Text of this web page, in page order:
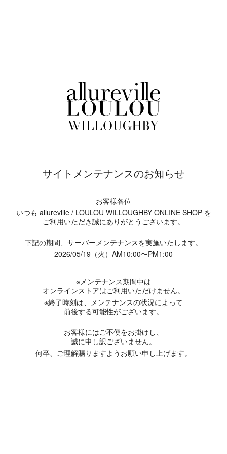
サイトメンテナンスのお知らせ
お客様各位
いつも allureville / LOULOU WILLOUGHBY ONLINE SHOP を
ご利用いただき誠にありがとうございます。
下記の期間、サーバーメンテナンスを実施いたします。
2026/05/19（火）AM10:00〜PM1:00
※メンテナンス期間中は
オンラインストアはご利用いただけません。
※終了時刻は、メンテナンスの状況によって
前後する可能性がございます。
お客様にはご不便をお掛けし、
誠に申し訳ございません。
何卒、ご理解賜りますようお願い申し上げます。